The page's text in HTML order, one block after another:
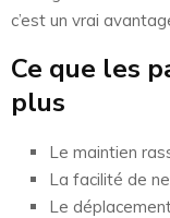
c’est un vrai
Ce que les
plus
Le maintien
La facilité de
Le